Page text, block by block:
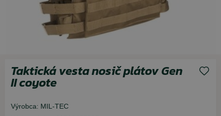
Taktická vesta nosič plátov Gen
II coyote
Výrobca: MIL-TEC